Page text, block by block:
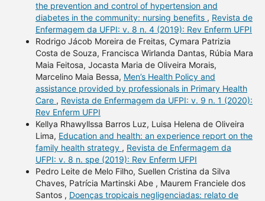
the prevention and control of hypertension and
diabetes in the community: nursing benefits , Revista de
Enfermagem da UFPI: v. 8 n. 4 (2019): Rev Enferm UFPI
Rodrigo Jácob Moreira de Freitas, Cymara Patrizia
Costa de Souza, Francisca Wirlanda Dantas, Rúbia Mara
Maia Feitosa, Jocasta Maria de Oliveira Morais,
Marcelino Maia Bessa, Men’s Health Policy and
assistance provided by professionals in Primary Health
Care , Revista de Enfermagem da UFPI: v. 9 n. 1 (2020):
Rev Enferm UFPI
Kellya Rhawyllssa Barros Luz, Luisa Helena de Oliveira
Lima, Education and health: an experience report on the
family health strategy , Revista de Enfermagem da
UFPI: v. 8 n. spe (2019): Rev Enferm UFPI
Pedro Leite de Melo Filho, Suellen Cristina da Silva
Chaves, Patrícia Martinski Abe , Maurem Franciele dos
Santos , Doenças tropicais negligenciadas: relato de